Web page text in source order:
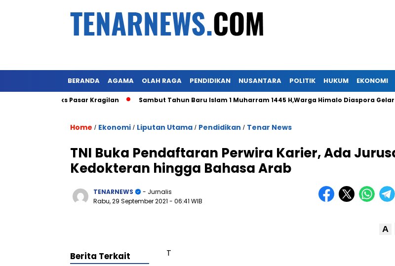
BERANDA AGAMA OLAH RAGA PENDIDIKAN NUSANTARA POLITIK HUKUM EKONOMI
Lahan Eks Pasar Kragilan Sambut Tahun Baru Islam 1 Muharram 1445 H,Warga Himalo Diaspora Gelar Doa
Home / Ekonomi / Liputan Utama / Pendidikan / Tenar News
TNI Buka Pendaftaran Perwira Karier, Ada
Kedokteran hingga Bahasa Arab
TENARNEWS
- Jurnalis
Rabu, 29 September 2021 - 06:41 WIB
A
T
Berita Terkait